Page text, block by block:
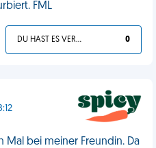
FML
DU HAST ES VERDIENT 0
Mal bei meiner Freundin. Da